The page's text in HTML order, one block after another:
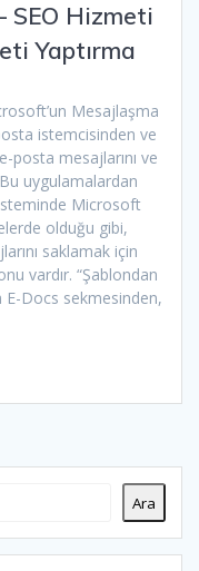
SEO Hizmeti
Yaptırma
Mesajlaşma
istemcisinden ve
posta mesajlarını ve
uygulamalardan
Microsoft
olduğu gibi,
saklamak için
vardır. “Şablondan
E-Docs sekmesinden,
Ara